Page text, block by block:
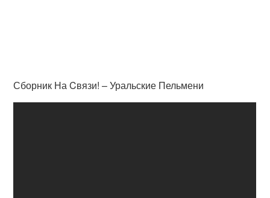
Сборник На Cвязи! – Уральские Пельмени